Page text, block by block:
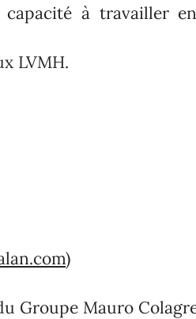
capacité à travailler
LVMH.
)
Groupe Mauro